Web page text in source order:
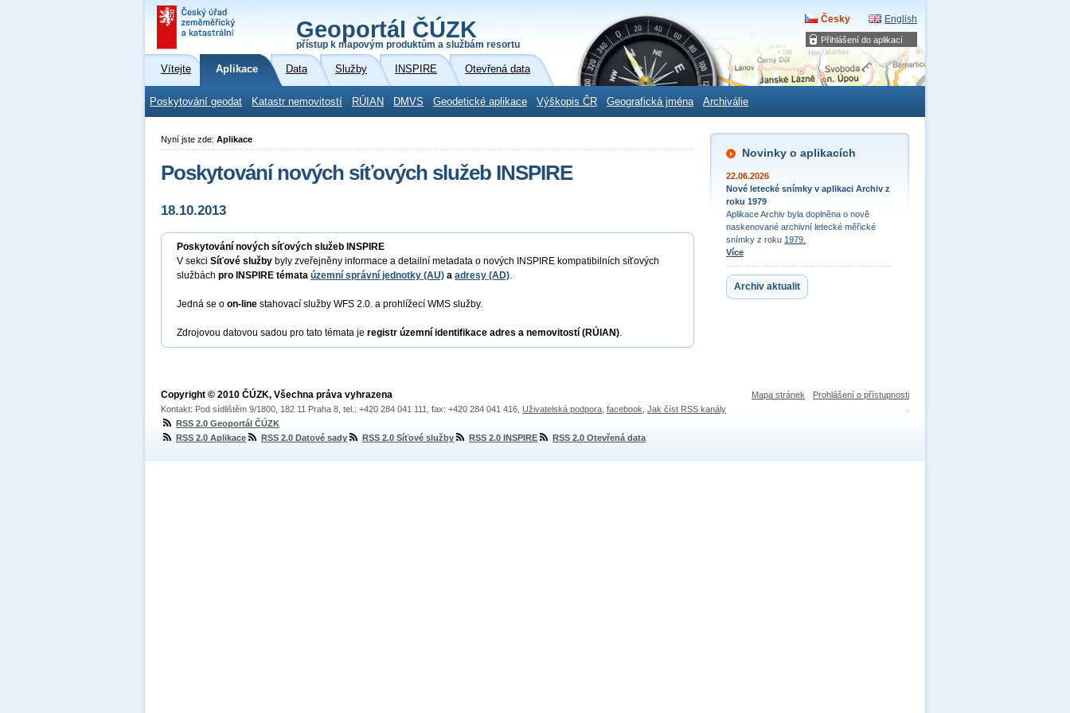
Přihlášení do aplikací
Geoportál ČÚZK
přístup k mapovým produktům a službám resortu
Česky English
Vítejte Aplikace Data Služby INSPIRE Otevřená data
Poskytování geodat Katastr nemovitostí RÚIAN DMVS Geodetické aplikace Výškopis ČR Geografická jména Archiválie
Novinky o aplikacích
22.06.2026
Nové letecké snímky v aplikaci Archiv z
roku 1979
Aplikace Archiv byla doplněna o nově
naskenované archivní letecké měřické
snímky z roku 1979.
Více
Archiv aktualit
Nyní jste zde: Aplikace
Poskytování nových síťových služeb INSPIRE
18.10.2013
Poskytování nových síťových služeb INSPIRE
V sekci Síťové služby byly zveřejněny informace a detailní metadata o nových INSPIRE kompatibilních síťových
službách pro INSPIRE témata územní správní jednotky (AU) a adresy (AD).
Jedná se o on-line stahovací služby WFS 2.0. a prohlížecí WMS služby.
Zdrojovou datovou sadou pro tato témata je registr územní identifikace adres a nemovitostí (RÚIAN).
Mapa stránek Prohlášení o přístupnosti
Copyright © 2010 ČÚZK, Všechna práva vyhrazena
Kontakt: Pod sídlištěm 9/1800, 182 11 Praha 8, tel.: +420 284 041 111, fax: +420 284 041 416, Uživatelská podpora facebook Jak číst RSS kanály
RSS 2.0 Geoportál ČÚZK
RSS 2.0 Aplikace
RSS 2.0 Datové sady RSS 2.0 Síťové služby RSS 2.0 INSPIRE RSS 2.0 Otevřená data